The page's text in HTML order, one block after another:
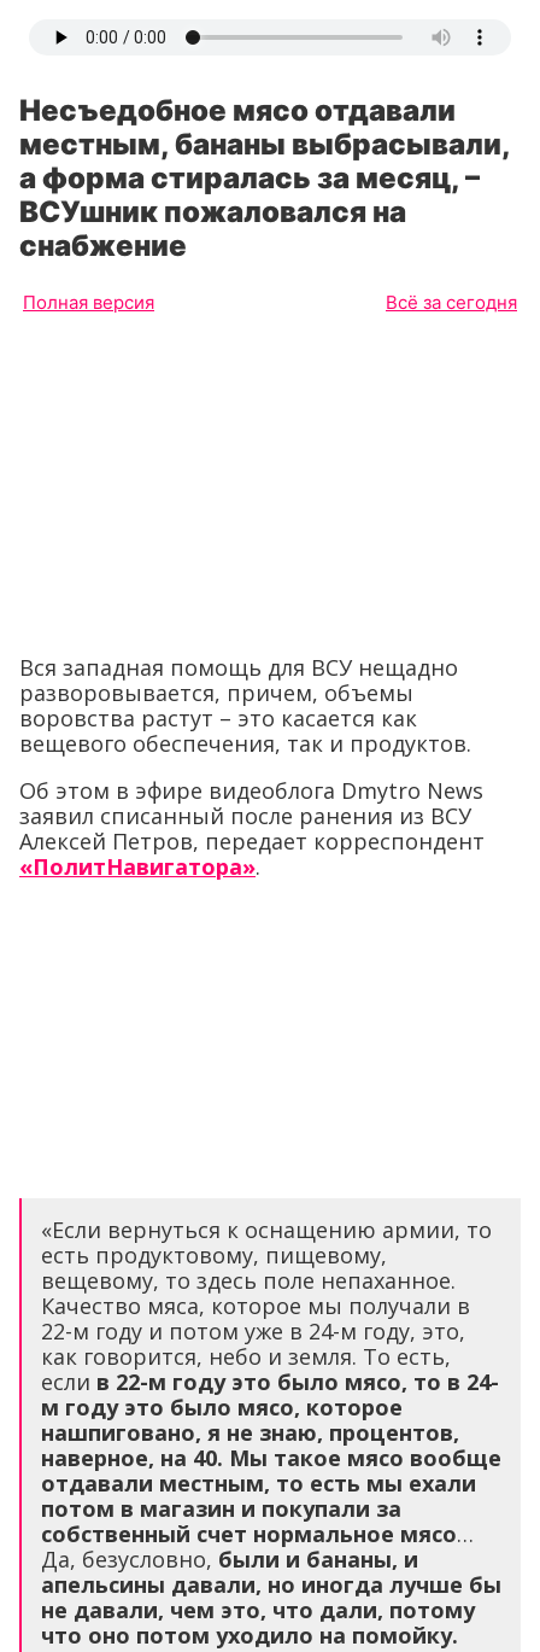
Несъедобное мясо отдавали
местным, бананы выбрасывали,
а форма стиралась за месяц, –
ВСУшник пожаловался на
снабжение
Полная версия Всё за сегодня
Вся западная помощь для ВСУ нещадно
разворовывается, причем, объемы
воровства растут – это касается как
вещевого обеспечения, так и продуктов.
Об этом в эфире видеоблога Dmytro News
заявил списанный после ранения из ВСУ
Алексей Петров, передает корреспондент
«ПолитНавигатора».
«Если вернуться к оснащению армии, то
есть продуктовому, пищевому,
вещевому, то здесь поле непаханное.
Качество мяса, которое мы получали в
22-м году и потом уже в 24-м году, это,
как говорится, небо и земля. То есть,
если в 22-м году это было мясо, то в 24-
м году это было мясо, которое
нашпиговано, я не знаю, процентов,
наверное, на 40. Мы такое мясо вообще
отдавали местным, то есть мы ехали
потом в магазин и покупали за
собственный счет нормальное мясо…
Да, безусловно, были и бананы, и
апельсины давали, но иногда лучше бы
не давали, чем это, что дали, потому
что оно потом уходило на помойку.